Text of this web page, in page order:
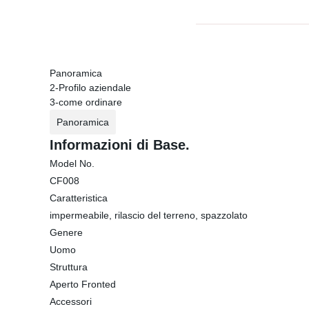
Panoramica
2-Profilo aziendale
3-come ordinare
Panoramica
Informazioni di Base.
Model No.
CF008
Caratteristica
impermeabile, rilascio del terreno, spazzolato
Genere
Uomo
Struttura
Aperto Fronted
Accessori